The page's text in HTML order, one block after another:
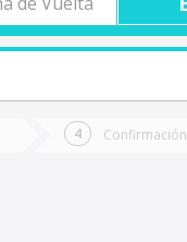
Confirmación